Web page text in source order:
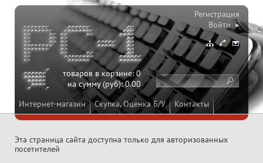
Интернет-магазин Скупка, Оценка Б/У Контакты
товаров в корзине:0
на сумму (руб):0.00
Регистрация
Войти ▸
Эта страница сайта доступна только для авторизованных
посетителей